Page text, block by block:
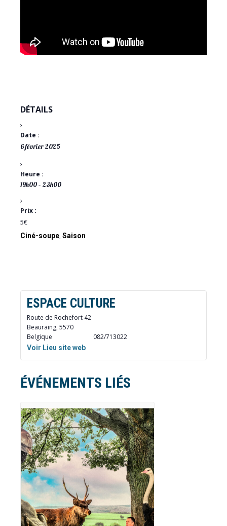
DÉTAILS
Date :
6 février 2025
Heure :
19h00 – 23h00
Prix :
5€
Ciné-soupe,Saison
ESPACE CULTURE
Route de Rochefort 42
Beauraing,5570
Belgique
082/713022
Voir Lieu site web
ÉVÉNEMENTS LIÉS